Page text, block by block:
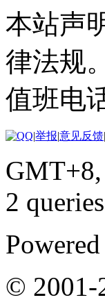
本站声
律法规。
值班电
|举报|意见反馈|
2
© 2001-